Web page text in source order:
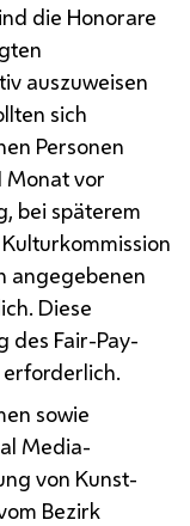
die Honorare
auszuweisen
sich
Personen
Monat vor
bei späterem
angegebenen
Diese
des Fair-Pay-
sowie
Media-
von Kunst-
Bezirk